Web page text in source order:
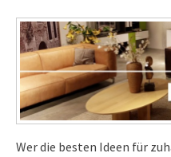
Wer die besten Ideen für